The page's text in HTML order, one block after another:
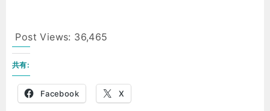
Post Views: 36,465
共有:
Facebook X